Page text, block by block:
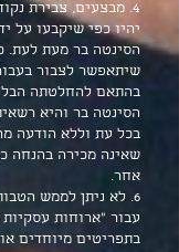
4. מבצעים, צבירת
יהיו כפי שיקבעו על
הסינטה בר מעת לעת.
שיתאפשר לצבור
בהתאם להחלטתה
הסינטה בר והיא
בכל עת וללא הודעה
שאינה מכירה בהנחה
אחר.
6. לא ניתן לממש
עבור "ארוחות
בתפריטים מיוחדים